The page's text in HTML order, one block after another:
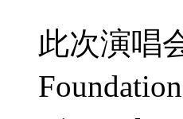
此次演唱